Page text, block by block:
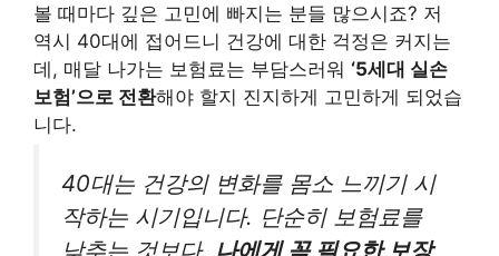
볼 때마다 깊은 고민에 빠지는 분들 많으시죠? 저
역시 40대에 접어드니 건강에 대한 걱정은 커지는
데, 매달 나가는 보험료는 부담스러워 ‘5세대 실손
보험’으로 전환해야 할지 진지하게 고민하게 되었습
니다.
40대는 건강의 변화를 몸소 느끼기 시
작하는 시기입니다. 단순히 보험료를
낮추는 것보다, 나에게 꼭 필요한 보장